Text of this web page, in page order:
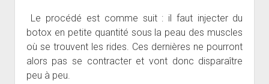
Le procédé est comme suit : il faut injecter du
botox en petite quantité sous la peau des muscles
où se trouvent les rides. Ces dernières ne pourront
alors pas se contracter et vont donc disparaître
peu à peu.